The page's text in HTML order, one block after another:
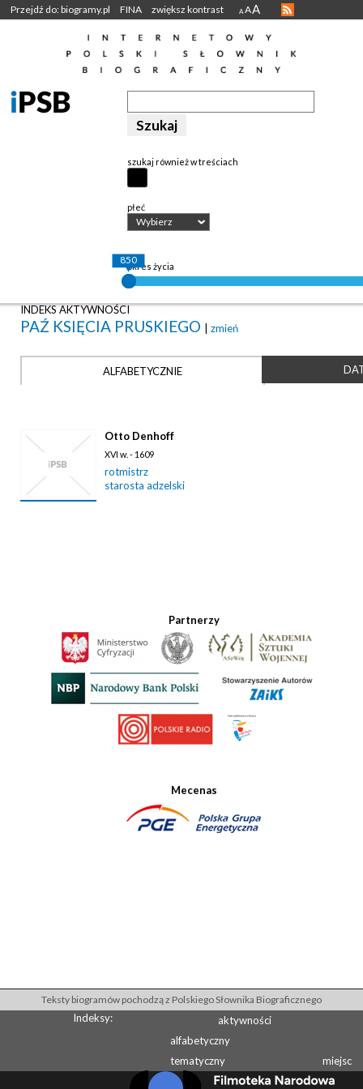
Przejdź do: biogramy.pl FINA zwiększ kontrast A AA
szukaj również w treściach
płeć
Wybierz
okres życia
850
INDEKS AKTYWNOŚCI
PAŹ KSIĘCIA PRUSKIEGO | zmień
ALFABETYCZNIE
Otto Denhoff
XVI w. - 1609
rotmistrz
starosta adzelski
Partnerzy
Mecenas
Teksty biogramów pochodzą z Polskiego Słownika Biograficznego
Indeksy:
aktywności
alfabetyczny
tematyczny
miejsc